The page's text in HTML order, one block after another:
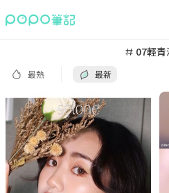
07輕青
最熱 最新